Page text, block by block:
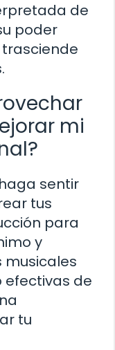
de
poder
mi
sentir
tus
para
y
musicales
efectivas de
tu